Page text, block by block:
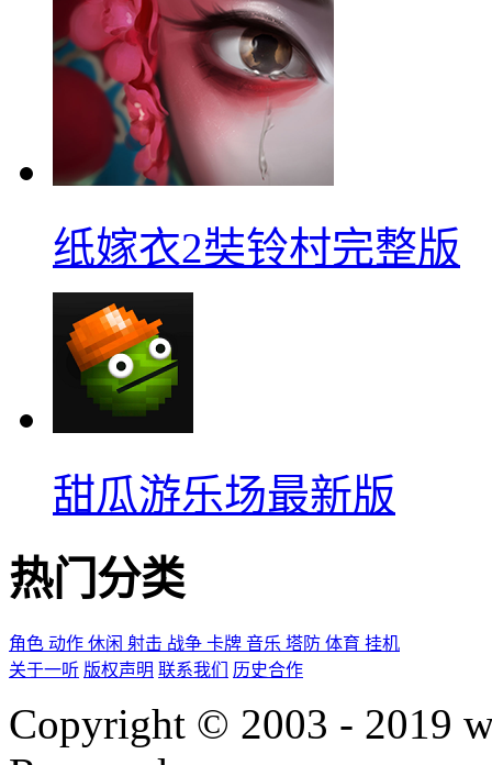
纸嫁衣2奘铃村完整版
甜瓜游乐场最新版
热门分类
角色 动作 休闲 射击 战争 卡牌 音乐 塔防 体育 挂机
关于一听 版权声明 联系我们 历史合作
Copyright © 2003 - 2019